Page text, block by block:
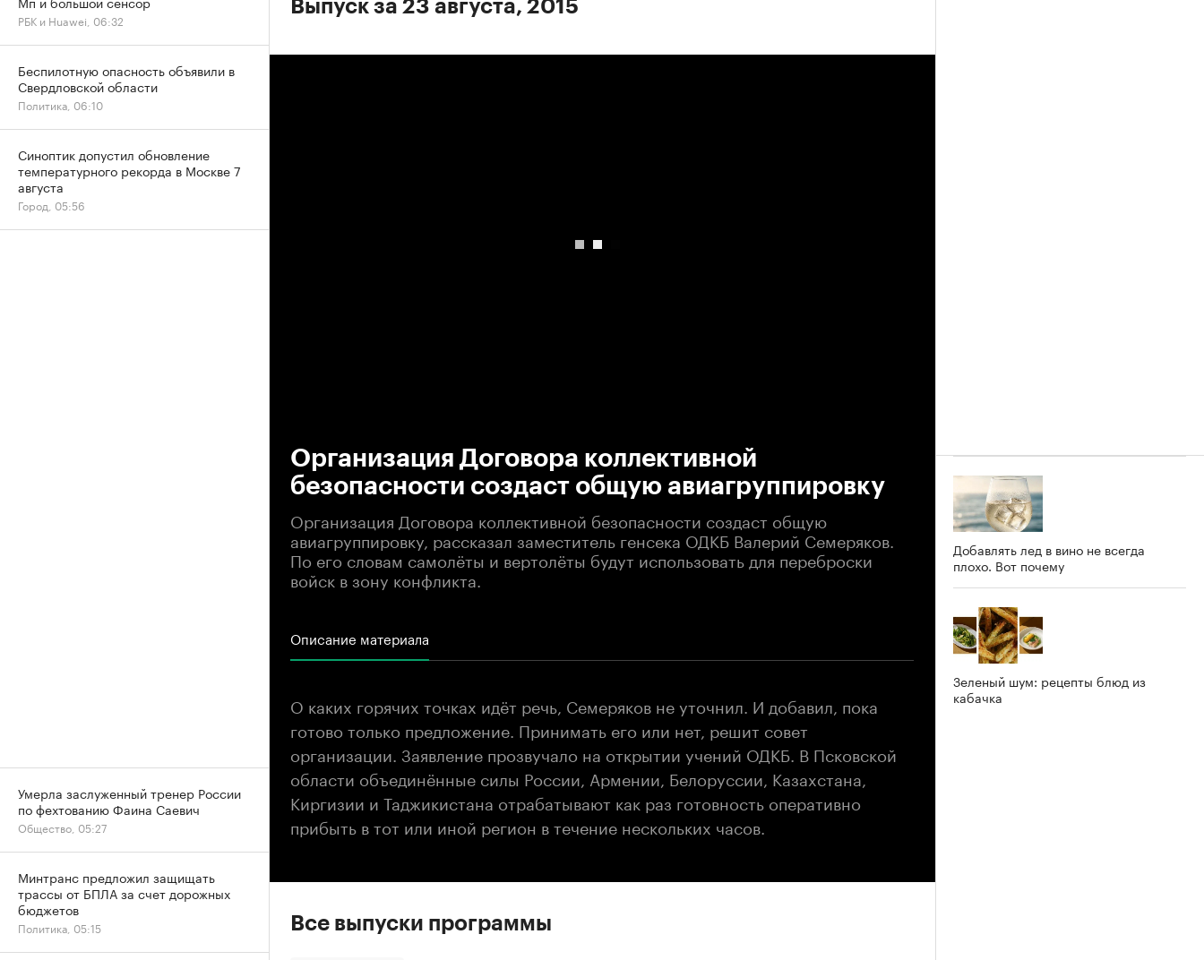
Выпуск за 23 августа, 2015
Организация Договора коллективной
безопасности создаст общую авиагруппировку
Организация Договора коллективной безопасности создаст общую
авиагруппировку, рассказал заместитель генсека ОДКБ Валерий Семеряков.
По его словам самолёты и вертолёты будут использовать для переброски
войск в зону конфликта.
Описание материала
О каких горячих точках идёт речь, Семеряков не уточнил. И добавил, пока
готово только предложение. Принимать его или нет, решит совет
организации. Заявление прозвучало на открытии учений ОДКБ. В Псковской
области объединённые силы России, Армении, Белоруссии, Казахстана,
Киргизии и Таджикистана отрабатывают как раз готовность оперативно
прибыть в тот или иной регион в течение нескольких часов.
Все выпуски программы
Добавлять лед в вино не всегда
плохо. Вот почему
Зеленый шум: рецепты блюд из
кабачка
РБК и Huawei, 06:32
Беспилотную опасность объявили в
Свердловской области
Политика, 06:10
Синоптик допустил обновление
температурного рекорда в Москве 7
августа
Город, 05:56
Умерла заслуженный тренер России
по фехтованию Фаина Саевич
Общество, 05:27
Минтранс предложил защищать
трассы от БПЛА за счет дорожных
бюджетов
Политика, 05:15